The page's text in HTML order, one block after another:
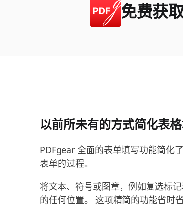
免费获
以前所未有的方式简化表
PDFgear 全面的表单填写功能简化
表单的过程。
将文本、符号或图章，例如复选标
的任何位置。 这项精简的功能省时